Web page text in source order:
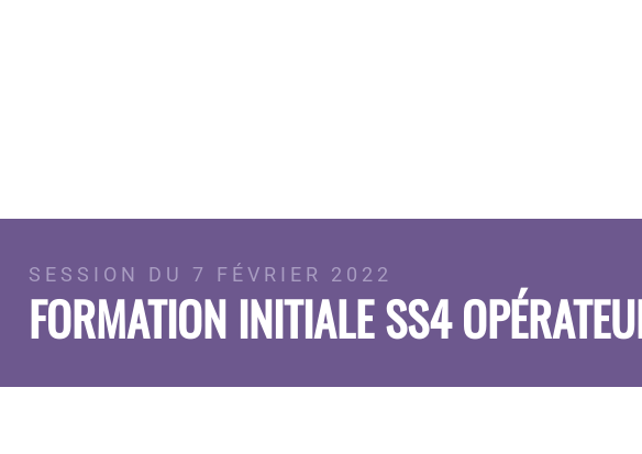
SESSION DU 7 FÉVRIER 2022
FORMATION INITIALE SS4